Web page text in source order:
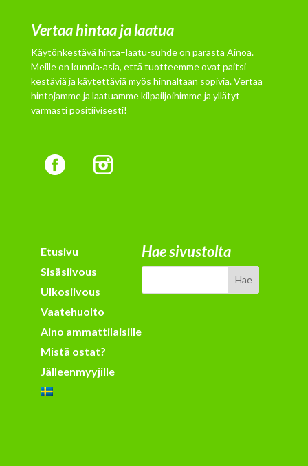
Vertaa hintaa ja laatua
Käytönkestävä hinta–laatu-suhde on parasta Ainoa.
Meille on kunnia-asia, että tuotteemme ovat paitsi
kestäviä ja käytettäviä myös hinnaltaan sopivia. Vertaa
hintojamme ja laatuamme kilpailjoihimme ja yllätyt
varmasti positiivisesti!
Etusivu
Sisäsiivous
Ulkosiivous
Vaatehuolto
Aino ammattilaisille
Mistä ostat?
Jälleenmyyjille
Hae sivustolta